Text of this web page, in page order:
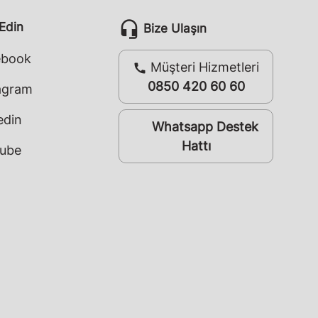
headset_mic Bize Ulaşın
call Müşteri Hizmetleri
0850 420 60 60
whatsappWhatsapp Destek
Hattı